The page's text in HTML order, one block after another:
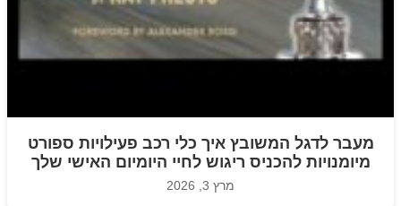
מעבר לדגל המשובץ איך כלי רכב פעילויות ספורט
מיומנויות להכניס ריגוש לחיי היומיום האישי שלך
מרץ 3, 2026